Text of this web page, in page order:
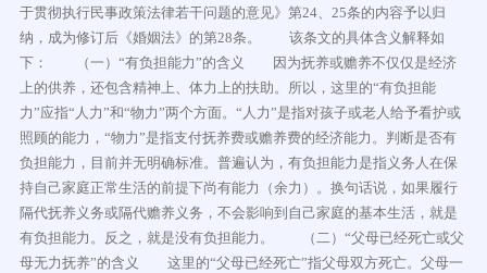
于贯彻执行民事政策法律若干问题的意见》第24、25条的内容予以归
纳，成为修订后《婚姻法》的第28条。 该条文的具体含义解释如
下： （一）“有负担能力”的含义 因为抚养或赡养不仅仅是经济
上的供养，还包含精神上、体力上的扶助。所以，这里的“有负担能
力”应指“人力”和“物力”两个方面。“人力”是指对孩子或老人给予看护或
照顾的能力，“物力”是指支付抚养费或赡养费的经济能力。判断是否有
负担能力，目前并无明确标准。普遍认为，有负担能力是指义务人在保
持自己家庭正常生活的前提下尚有能力（余力）。换句话说，如果履行
隔代抚养义务或隔代赡养义务，不会影响到自己家庭的基本生活，就是
有负担能力。反之，就是没有负担能力。 （二）“父母已经死亡或父
母无力抚养”的含义 这里的“父母已经死亡”指父母双方死亡。父母一